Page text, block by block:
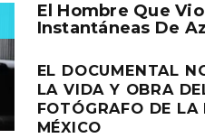
El Hombre Que
Instantáneas De
EL DOCUMENTAL
LA VIDA Y OBRA
FOTÓGRAFO DE LA
MÉXICO